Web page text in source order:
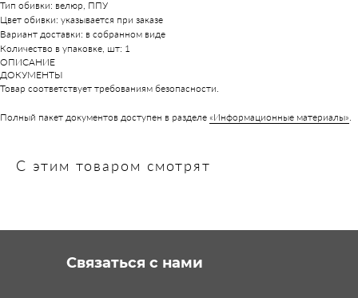
Тип обивки: велюр, ППУ
Цвет обивки: указывается при заказе
Вариант доставки: в собранном виде
Количество в упаковке, шт: 1
ОПИСАНИЕ
ДОКУМЕНТЫ
Товар соответствует требованиям безопасности.
Полный пакет документов доступен в разделе «Информационные материалы».
С этим товаром смотрят
Связаться с нами